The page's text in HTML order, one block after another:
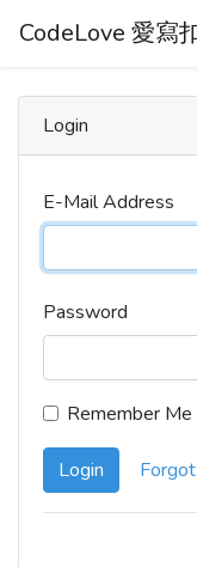
CodeLove 愛寫
Login
E-Mail Address
Password
Remember Me
Login